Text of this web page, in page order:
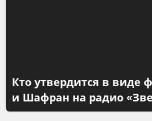
Кто утвердится в виде
и Шафран на радио